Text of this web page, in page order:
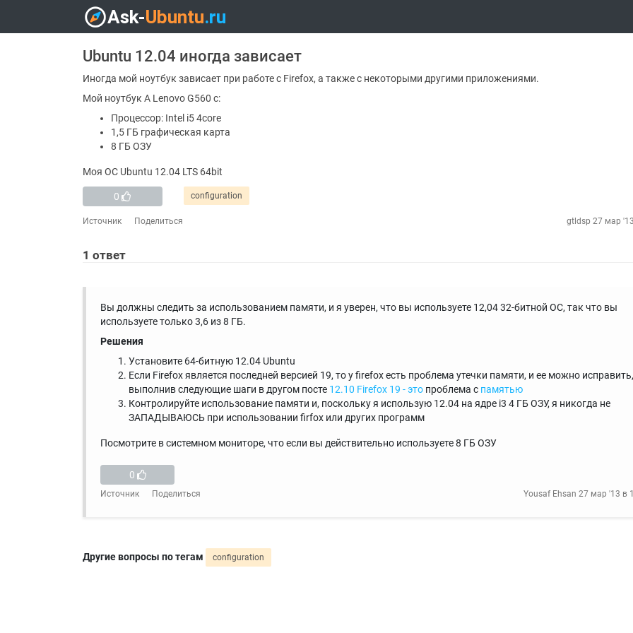
Ubuntu 12.04 иногда зависает
Иногда мой ноутбук зависает при работе с Firefox, а также с некоторыми другими приложениями.
Мой ноутбук A Lenovo G560 с:
Процессор: Intel i5 4core
1,5 ГБ графическая карта
8 ГБ ОЗУ
Моя ОС Ubuntu 12.04 LTS 64bit
0 configuration
Источник Поделиться gtldsp 27 мар
1 ответ
Вы должны следить за использованием памяти, и я уверен, что вы используете 12,04 32-битной ОС, так что вы
используете только 3,6 из 8 ГБ.
Решения
Установите 64-битную 12.04 Ubuntu
Если Firefox является последней версией 19, то у firefox есть проблема утечки памяти, и ее можно исправить,
выполнив следующие шаги в другом посте 12.10 Firefox 19 - это проблема с памятью
Контролируйте использование памяти и, поскольку я использую 12.04 на ядре i3 4 ГБ ОЗУ, я никогда не
ЗАПАДЫВАЮСЬ при использовании firfox или других программ
Посмотрите в системном мониторе, что если вы действительно используете 8 ГБ ОЗУ
0
Источник Поделиться Yousaf Ehsan 27 мар '13 в
Другие вопросы по тегам configuration